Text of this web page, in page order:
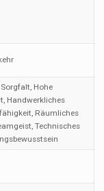
Hohe
Handwerkliches
Räumliches
Technisches